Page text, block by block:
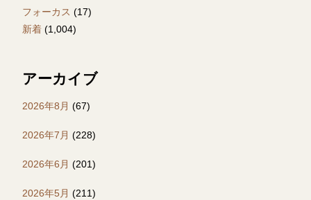
フォーカス (17)
新着 (1,004)
アーカイブ
2026年8月 (67)
2026年7月 (228)
2026年6月 (201)
2026年5月 (211)